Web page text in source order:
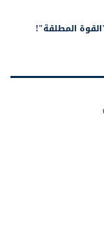
المطلقة"!